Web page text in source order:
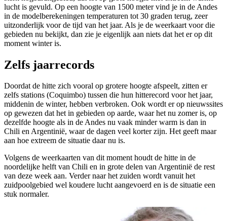
lucht is gevuld. Op een hoogte van 1500 meter vind je in de Andes
in de modelberekeningen temperaturen tot 30 graden terug, zeer
uitzonderlijk voor de tijd van het jaar. Als je de weerkaart voor die
gebieden nu bekijkt, dan zie je eigenlijk aan niets dat het er op dit
moment winter is.
Zelfs jaarrecords
Doordat de hitte zich vooral op grotere hoogte afspeelt, zitten er
zelfs stations (Coquimbo) tussen die hun hitterecord voor het jaar,
middenin de winter, hebben verbroken. Ook wordt er op nieuwssites
op gewezen dat het in gebieden op aarde, waar het nu zomer is, op
dezelfde hoogte als in de Andes nu vaak minder warm is dan in
Chili en Argentinië, waar de dagen veel korter zijn. Het geeft maar
aan hoe extreem de situatie daar nu is.
Volgens de weerkaarten van dit moment houdt de hitte in de
noordelijke helft van Chili en in grote delen van Argentinië de rest
van deze week aan. Verder naar het zuiden wordt vanuit het
zuidpoolgebied wel koudere lucht aangevoerd en is de situatie een
stuk normaler.